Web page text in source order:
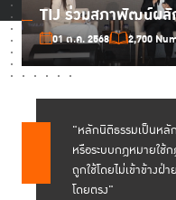
TIJ ร่วมสภาพัฒน์ผ
01 ต.ค. 2568 2,700
"หลักนิติธรรมเป็นหลั
หรือระบบกฎหมายใช้
ถูกใช้โดยไม่เข้าข้างฝ่
โดยตรง"